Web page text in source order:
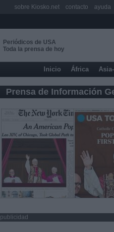
Periódicos de USA
Toda la prensa de hoy
Inicio África
Prensa de Información
publicidad
sobre Kiosko.net contacto ayuda